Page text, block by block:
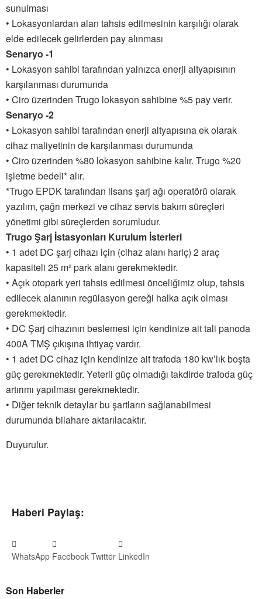
sunulması
• Lokasyonlardan alan tahsis edilmesinin karşılığı olarak
elde edilecek gelirlerden pay alınması
Senaryo -1
• Lokasyon sahibi tarafından yalnızca enerji altyapısının
karşılanması durumunda
• Ciro üzerinden Trugo lokasyon sahibine %5 pay verir.
Senaryo -2
• Lokasyon sahibi tarafından enerji altyapısına ek olarak
cihaz maliyetinin de karşılanması durumunda
• Ciro üzerinden %80 lokasyon sahibine kalır. Trugo %20
işletme bedeli* alır.
*Trugo EPDK tarafından lisans şarj ağı operatörü olarak
yazılım, çağrı merkezi ve cihaz servis bakım süreçleri
yönetimi gibi süreçlerden sorumludur.
Trugo Şarj İstasyonları Kurulum İsterleri
• 1 adet DC şarj cihazı için (cihaz alanı hariç) 2 araç
kapasiteli 25 m² park alanı gerekmektedir.
• Açık otopark yeri tahsis edilmesi önceliğimiz olup, tahsis
edilecek alanının regülasyon gereği halka açık olması
gerekmektedir.
• DC Şarj cihazının beslemesi için kendinize ait tali panoda
400A TMŞ çıkışına ihtiyaç vardır.
• 1 adet DC cihaz için kendinize ait trafoda 180 kw’lık boşta
güç gerekmektedir. Yeterli güç olmadığı takdirde trafoda güç
artırımı yapılması gerekmektedir.
• Diğer teknik detaylar bu şartların sağlanabilmesi
durumunda bilahare aktarılacaktır.
Duyurulur.
Haberi Paylaş:
WhatsApp Facebook Twitter LinkedIn
Son Haberler